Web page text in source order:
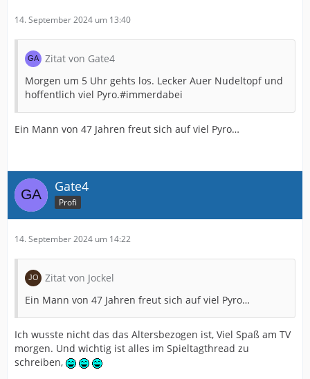
14. September 2024 um 13:40
Zitat von Gate4
Morgen um 5 Uhr gehts los. Lecker Auer Nudeltopf und
hoffentlich viel Pyro.#immerdabei
Ein Mann von 47 Jahren freut sich auf viel Pyro…
Gate4
Profi
14. September 2024 um 14:22
Zitat von Jockel
Ein Mann von 47 Jahren freut sich auf viel Pyro…
Ich wusste nicht das das Altersbezogen ist, Viel Spaß am TV
morgen. Und wichtig ist alles im Spieltagthread zu
schreiben,